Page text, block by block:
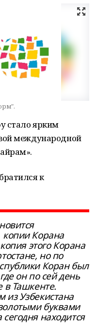
стало ярким
международной
к
копии Корана
этого Корана
но по
Коран был
он по сей день
в Ташкенте.
из Узбекистана
буквами
находится